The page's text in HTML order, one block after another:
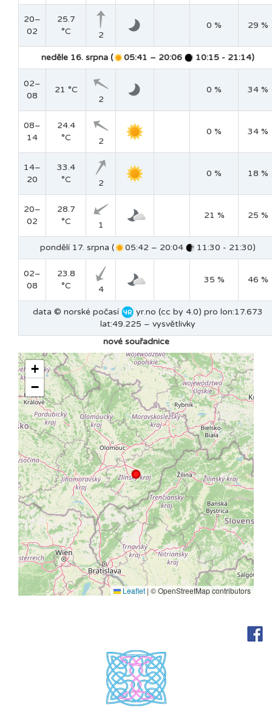
20–
02
25.7
°C
2
0 % 29 %
neděle 16. srpna ( 05:41 – 20:06 10:15 - 21:14)
02–
08
21 °C
2
0 % 34 %
08–
14
24.4
°C
2
0 % 34 %
14–
20
33.4
°C
2
0 % 18 %
20–
02
28.7
°C
1
21 % 25 %
pondělí 17. srpna ( 05:42 – 20:04 11:30 - 21:30)
02–
08
23.8
°C
4
35 % 46 %
data © norské počasí
yr.no (cc by 4.0) pro lon:17.673
lat:49.225 – vysvětlivky
nové souřadnice
+
−
Leaflet | © OpenStreetMap contributors